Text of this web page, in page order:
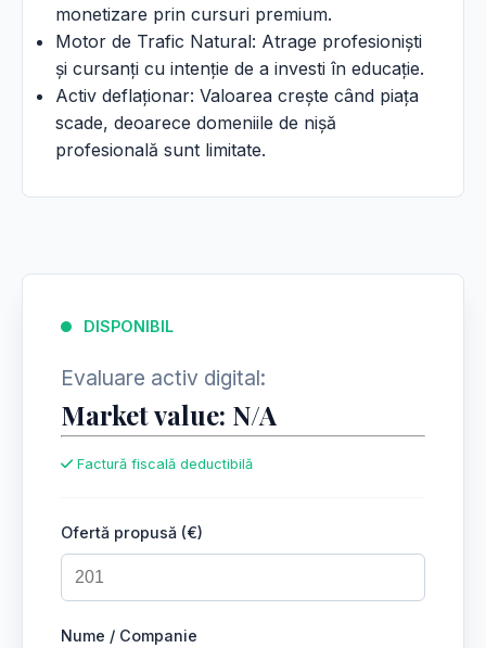
monetizare prin cursuri premium.
Motor de Trafic Natural: Atrage profesioniști
și cursanți cu intenție de a investi în educație.
Activ deflaționar: Valoarea crește când piața
scade, deoarece domeniile de nișă
profesională sunt limitate.
DISPONIBIL
Evaluare activ digital:
Market value: N/A
Factură fiscală deductibilă
Ofertă propusă (€)
Nume / Companie